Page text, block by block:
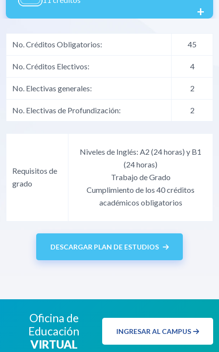
+
No. Créditos Obligatorios: 45
No. Créditos Electivos: 4
No. Electivas generales: 2
No. Electivas de Profundización: 2
Requisitos de
grado
Niveles de Inglés: A2 (24 horas) y B1
(24 horas)
Trabajo de Grado
Cumplimiento de los 40 créditos
académicos obligatorios
DESCARGAR PLAN DE ESTUDIOS
Oficina de
Educación
VIRTUAL
INGRESAR AL CAMPUS